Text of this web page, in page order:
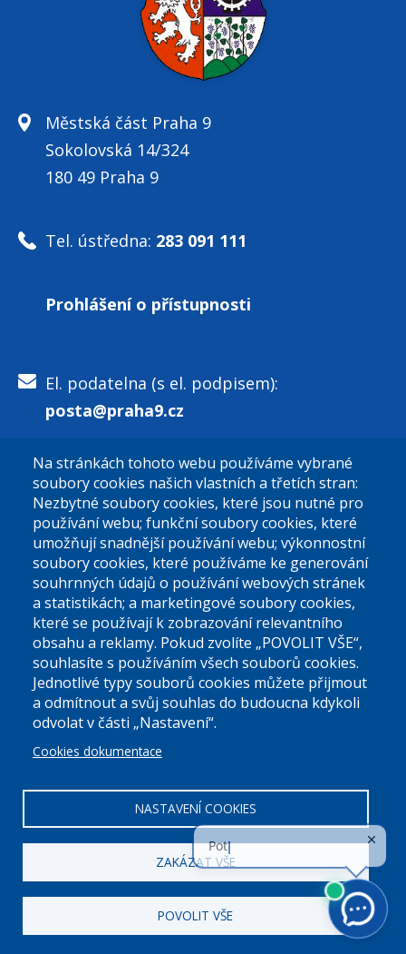
Městská část Praha 9
Sokolovská 14/324
180 49 Praha 9
Tel. ústředna: 283 091 111
Prohlášení o přístupnosti
El. podatelna (s el. podpisem):
posta@praha9.cz
El. podatelna (bez el. podpisu):
podatelna@praha9.cz
Úřední dny:
Po a St: 08.00-12.00; 13.00-18.00
Úřední hodiny
00063894DIČ:CZ00063894
Na stránkách tohoto webu používáme vybrané
soubory cookies našich vlastních a třetích stran:
Nezbytné soubory cookies, které jsou nutné pro
používání webu; funkční soubory cookies, které
umožňují snadnější používání webu; výkonnostní
soubory cookies, které používáme ke generování
souhrnných údajů o používání webových stránek
a statistikách; a marketingové soubory cookies,
které se používají k zobrazování relevantního
obsahu a reklamy. Pokud zvolíte „POVOLIT VŠE“,
souhlasíte s používáním všech souborů cookies.
Jednotlivé typy souborů cookies můžete přijmout
a odmítnout a svůj souhlas do budoucna kdykoli
odvolat v části „Nastavení“.
Cookies dokumentace
NASTAVENÍ COOKIES
ZAKÁZAT VŠE
POVOLIT VŠE